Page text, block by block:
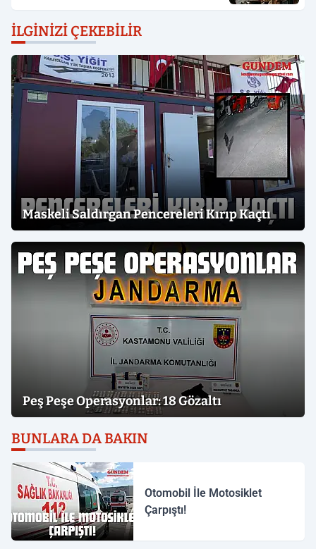
İLGINIZI ÇEKEBILIR
Maskeli Saldırgan Pencereleri Kırıp Kaçtı
Peş Peşe Operasyonlar: 18 Gözaltı
BUNLARA DA BAKIN
Otomobil İle Motosiklet
Çarpıştı!